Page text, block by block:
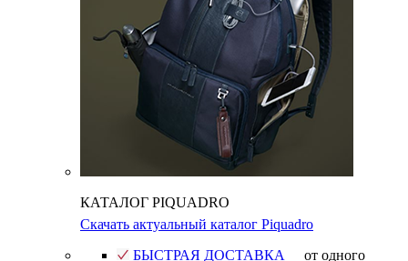
КАТАЛОГ PIQUADRO
Скачать актуальный каталог Piquadro
БЫСТРАЯ ДОСТАВКА
от одного